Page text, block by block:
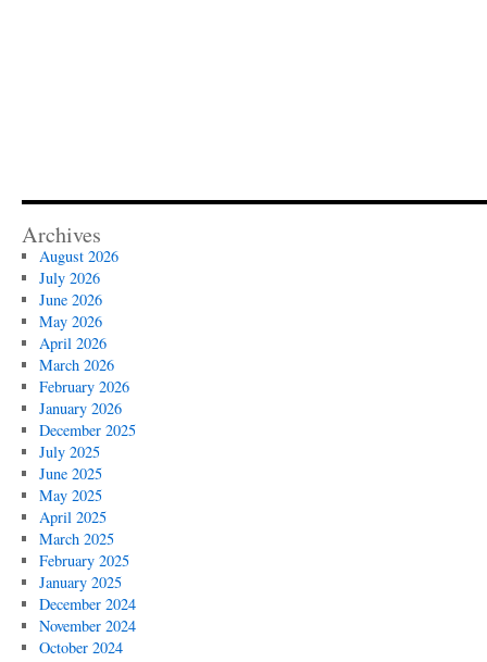
Archives
August 2026
July 2026
June 2026
May 2026
April 2026
March 2026
February 2026
January 2026
December 2025
July 2025
June 2025
May 2025
April 2025
March 2025
February 2025
January 2025
December 2024
November 2024
October 2024